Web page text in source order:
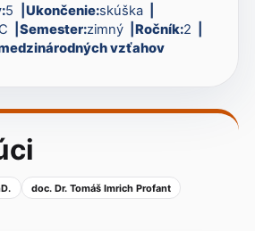
5 Ukončenie:skúška
Semester:zimný Ročník:2
vzťahov
doc. Dr. Tomáš Imrich Profant